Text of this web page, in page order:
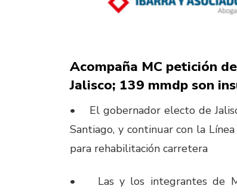
Acompaña MC petición
Jalisco; 139 mmdp son
• El gobernador electo de
Santiago, y continuar con la
para rehabilitación carretera
• Las y los integrantes de